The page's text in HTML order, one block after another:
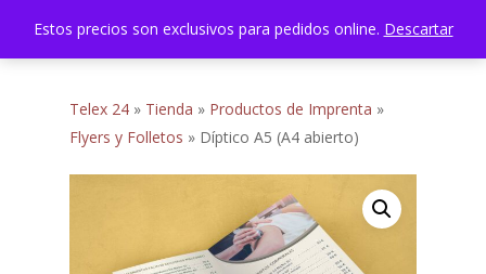
account
Telex 24 » Tienda » Productos de Imprenta »
Flyers y Folletos » Díptico A5 (A4 abierto)
Close
Estos precios son exclusivos para pedidos online. Descartar